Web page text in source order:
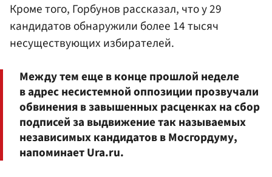
Кроме того, Горбунов рассказал, что у 29
кандидатов обнаружили более 14 тысяч
несуществующих избирателей.
Между тем еще в конце прошлой неделе
в адрес несистемной оппозиции прозвучали
обвинения в завышенных расценках на сбор
подписей за выдвижение так называемых
независимых кандидатов в Мосгордуму,
напоминает Ura.ru.